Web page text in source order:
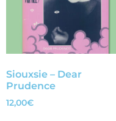
Siouxsie – Dear
Prudence
12,00€